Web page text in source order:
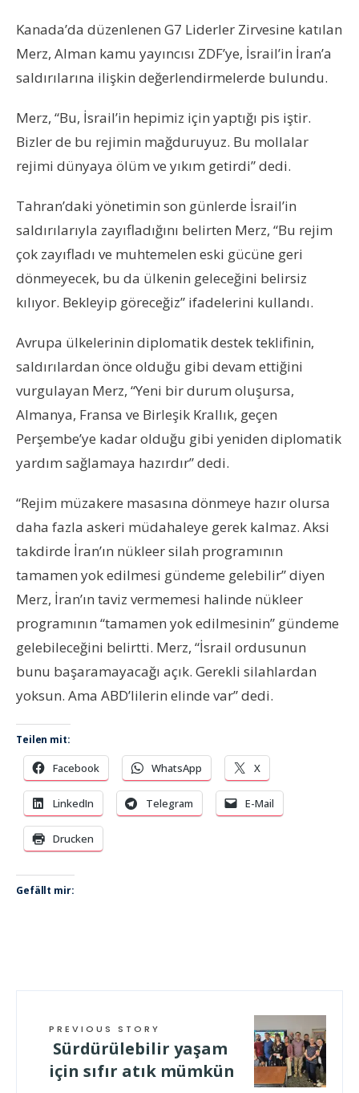
Kanada’da düzenlenen G7 Liderler Zirvesine katılan
Merz, Alman kamu yayıncısı ZDF’ye, İsrail’in İran’a
saldırılarına ilişkin değerlendirmelerde bulundu.
Merz, “Bu, İsrail’in hepimiz için yaptığı pis iştir.
Bizler de bu rejimin mağduruyuz. Bu mollalar
rejimi dünyaya ölüm ve yıkım getirdi” dedi.
Tahran’daki yönetimin son günlerde İsrail’in
saldırılarıyla zayıfladığını belirten Merz, “Bu rejim
çok zayıfladı ve muhtemelen eski gücüne geri
dönmeyecek, bu da ülkenin geleceğini belirsiz
kılıyor. Bekleyip göreceğiz” ifadelerini kullandı.
Avrupa ülkelerinin diplomatik destek teklifinin,
saldırılardan önce olduğu gibi devam ettiğini
vurgulayan Merz, “Yeni bir durum oluşursa,
Almanya, Fransa ve Birleşik Krallık, geçen
Perşembe’ye kadar olduğu gibi yeniden diplomatik
yardım sağlamaya hazırdır” dedi.
“Rejim müzakere masasına dönmeye hazır olursa
daha fazla askeri müdahaleye gerek kalmaz. Aksi
takdirde İran’ın nükleer silah programının
tamamen yok edilmesi gündeme gelebilir” diyen
Merz, İran’ın taviz vermemesi halinde nükleer
programının “tamamen yok edilmesinin” gündeme
gelebileceğini belirtti. Merz, “İsrail ordusunun
bunu başaramayacağı açık. Gerekli silahlardan
yoksun. Ama ABD’lilerin elinde var” dedi.
Teilen mit:
Facebook WhatsApp X
LinkedIn Telegram E-Mail
Drucken
Gefällt mir:
PREVIOUS STORY
Sürdürülebilir yaşam
için sıfır atık mümkün